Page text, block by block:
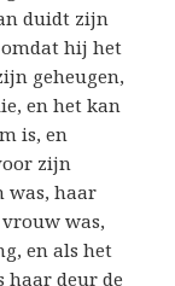
duidt zijn
hij het
geheugen,
en het kan
is, en
zijn
was, haar
was,
en als het
haar deur de